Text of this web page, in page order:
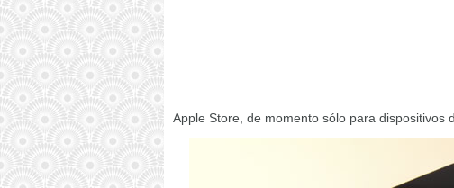
Apple Store, de momento sólo para dispositivos